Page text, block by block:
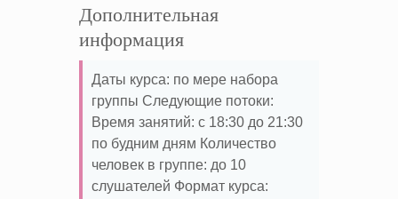
Дополнительная
информация
Даты курса: по мере набора
группы Следующие потоки:
Время занятий: с 18:30 до 21:30
по будним дням Количество
человек в группе: до 10
слушателей Формат курса: